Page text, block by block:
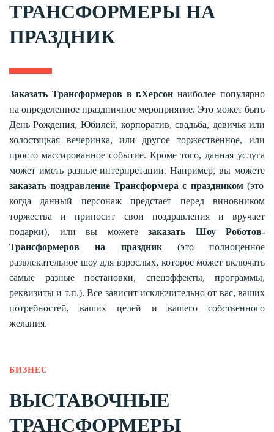
ТРАНСФОРМЕРЫ НА
ПРАЗДНИК
Заказать Трансформеров в г.Херсоннаиболее популярно
на определенное праздничное мероприятие. Это может быть
День Рождения, Юбилей, корпоратив, свадьба, девичья или
холостяцкая вечеринка, или другое торжественное, или
просто массированное событие. Кроме того, данная услуга
может иметь разные интерпретации. Например, вы можете
заказать поздравление Трансформера с праздником(это
когда данный персонаж предстает перед виновником
торжества и приносит свои поздравления и вручает
подарки), или вы можете заказать Шоу Роботов-
Трансформеров на праздник(это полноценное
развлекательное шоу для взрослых, которое может включать
самые разные постановки, спецэффекты, программы,
реквизиты и т.п.). Все зависит исключительно от вас, ваших
потребностей, ваших целей и вашего собственного
желания.
БИЗНЕС
ВЫСТАВОЧНЫЕ
ТРАНСФОРМЕРЫ